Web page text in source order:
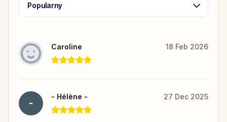
Popularny
Caroline 18 Feb 2026
- Hélène - 27 Dec 2025